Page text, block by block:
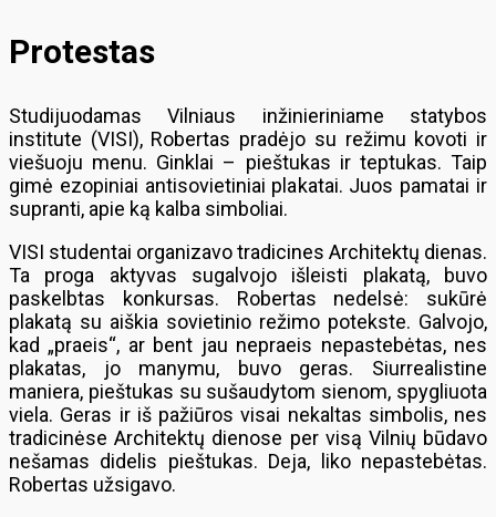
Protestas
Studijuodamas Vilniaus inžinieriniame statybos
institute (VISI), Robertas pradėjo su režimu kovoti ir
viešuoju menu. Ginklai – pieštukas ir teptukas. Taip
gimė ezopiniai antisovietiniai plakatai. Juos pamatai ir
supranti, apie ką kalba simboliai.
VISI studentai organizavo tradicines Architektų dienas.
Ta proga aktyvas sugalvojo išleisti plakatą, buvo
paskelbtas konkursas. Robertas nedelsė: sukūrė
plakatą su aiškia sovietinio režimo potekste. Galvojo,
kad „praeis“, ar bent jau nepraeis nepastebėtas, nes
plakatas, jo manymu, buvo geras. Siurrealistine
maniera, pieštukas su sušaudytom sienom, spygliuota
viela. Geras ir iš pažiūros visai nekaltas simbolis, nes
tradicinėse Architektų dienose per visą Vilnių būdavo
nešamas didelis pieštukas. Deja, liko nepastebėtas.
Robertas užsigavo.